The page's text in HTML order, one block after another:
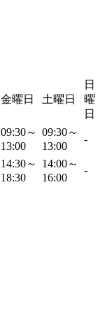
金曜日 土曜日
日
曜
日
09:30～
13:00
09:30～
13:00
-
14:30～
18:30
14:00～
16:00
-